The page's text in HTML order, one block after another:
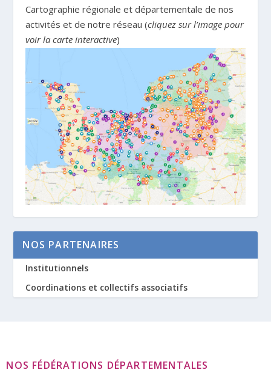
Cartographie régionale et départementale de nos
activités et de notre réseau (cliquez sur l’image pour
voir la carte interactive)
NOS PARTENAIRES
Institutionnels
Coordinations et collectifs associatifs
NOS FÉDÉRATIONS DÉPARTEMENTALES